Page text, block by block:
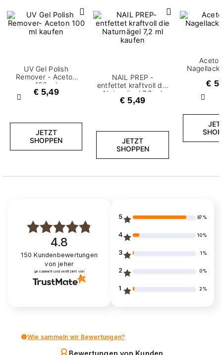
Zurück
UV Gel Polish
Remover - Aceton
100 ml
€ 5,49
JETZT
SHOPPEN
NAIL PREP -
entfettet kraftvoll die
Naturnägel 7,2 ml
€ 5,49
JETZT
SHOPPEN
Nagellack
€
4.8
150 Kundenbewertungen
von jeher
gesammelt und verifiziert von
5 87%
4 10%
3 1%
2 0%
1 2%
Wie sammeln wir Bewertungen?
Bewertungen von Kunden